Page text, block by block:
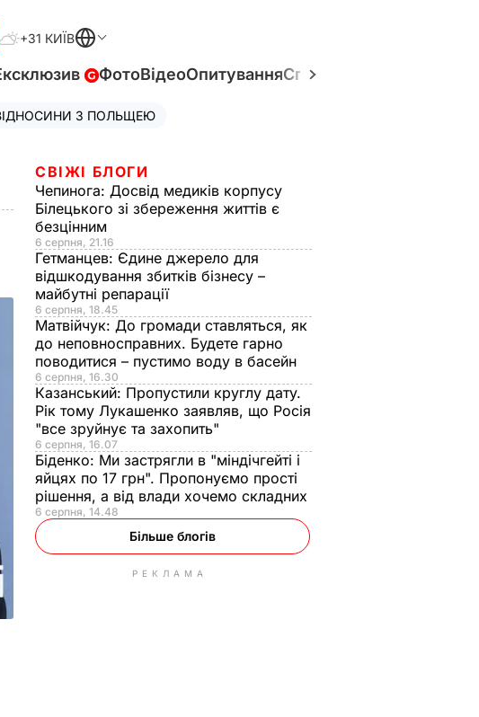
+31 КИЇВ
ФотоВідеоОпитуванняСпецпроєкти
З ПОЛЬЩЕЮ
СВІЖІ БЛОГИ
Чепинога: Досвід медиків корпусу
Білецького зі збереження життів є
безцінним
6 серпня, 21.16
Гетманцев: Єдине джерело для
відшкодування збитків бізнесу –
майбутні репарації
6 серпня, 18.45
Матвійчук: До громади ставляться, як
до неповносправних. Будете гарно
поводитися – пустимо воду в басейн
6 серпня, 16.30
Казанський: Пропустили круглу дату.
Рік тому Лукашенко заявляв, що Росія
"все зруйнує та захопить"
6 серпня, 16.07
Біденко: Ми застрягли в "міндічгейті і
яйцях по 17 грн". Пропонуємо прості
рішення, а від влади хочемо складних
6 серпня, 14.48
Більше блогів
РЕКЛАМА